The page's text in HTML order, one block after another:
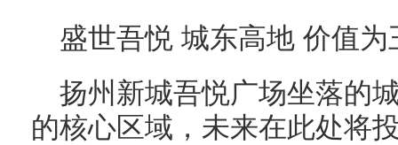
盛世吾悦 城东高地 价值为
扬州新城吾悦广场坐落的
的核心区域，未来在此处将